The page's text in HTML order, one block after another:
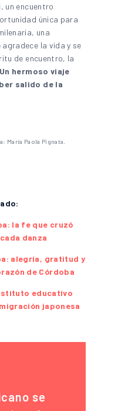
un encuentro
única para
una
la vida y se
de encuentro, la
Un hermoso viaje
salido de la
María Paola Pignata.
la fe que cruzó
danza
alegría, gratitud y
de Córdoba
educativo
japonesa
se